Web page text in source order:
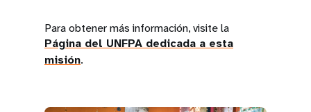
Para obtener más información, visite la
Página del UNFPA dedicada a esta
misión.